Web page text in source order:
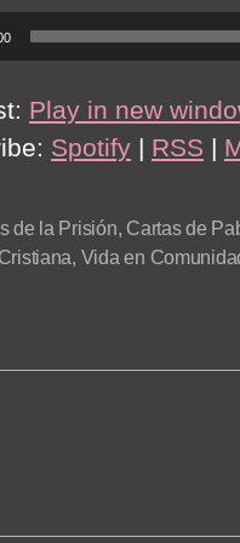
Play in new
Spotify | RSS |
de la Prisión, Cartas de
, Vida en